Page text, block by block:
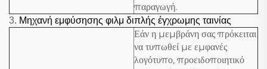
παραγωγή.
3. Μηχανή εμφύσησης φιλμ διπλής έγχρωμης ταινίας
Εάν η μεμβράνη σας πρόκειται
να τυπωθεί με εμφανές
λογότυπο, προειδοποιητικό